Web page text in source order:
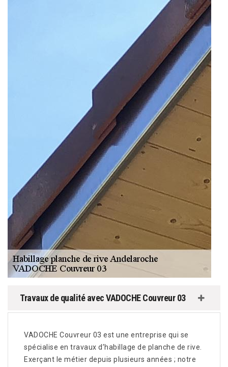
Travaux de qualité avec VADOCHE Couvreur 03
VADOCHE Couvreur 03 est une entreprise qui se
spécialise en travaux d’habillage de planche de rive.
Exerçant le métier depuis plusieurs années ; notre